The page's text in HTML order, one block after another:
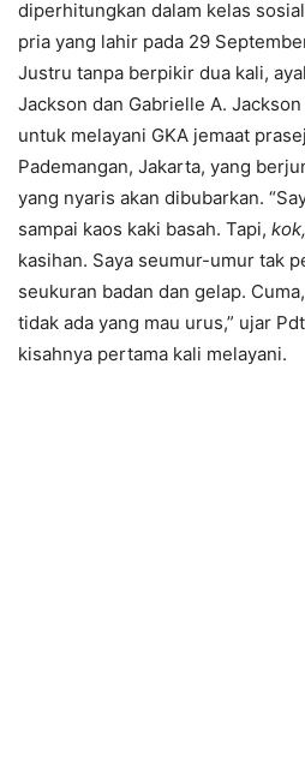
diperhitungkan dalam kelas
pria yang lahir pada 29
Justru tanpa berpikir dua kali,
Jackson dan Gabrielle A.
untuk melayani GKA jemaat
Pademangan, Jakarta, yang
yang nyaris akan dibubarkan.
sampai kaos kaki basah. Tapi, kok,
kasihan. Saya seumur-umur tak
seukuran badan dan gelap. Cuma,
tidak ada yang mau urus,” ujar
kisahnya pertama kali melayani.